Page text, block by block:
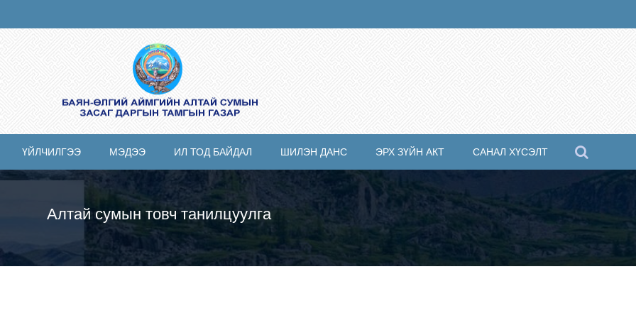
ҮЙЛЧИЛГЭЭ МЭДЭЭ ИЛ ТОД БАЙДАЛ ШИЛЭН ДАНС ЭРХ ЗҮЙН АКТ САНАЛ ХҮСЭЛТ
Алтай сумын товч танилцуулга